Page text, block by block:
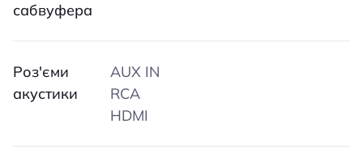
сабвуфера
Роз'єми
акустики
AUX IN
RCA
HDMI